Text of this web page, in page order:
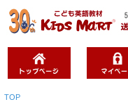
TOP